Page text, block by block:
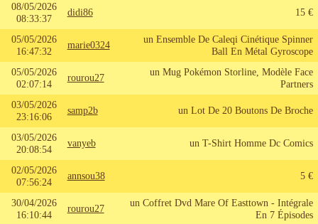
08/05/2026
08:33:37
didi86 15 €
05/05/2026
16:47:32
marie0324
un Ensemble De Caleqi Cinétique Spinner
Ball En Métal Gyroscope
05/05/2026
02:07:14
rourou27
un Mug Pokémon Storline, Modèle Face
Partners
03/05/2026
23:16:06
samp2b un Lot De 20 Boutons De Broche
03/05/2026
20:08:54
vanyeb un T-Shirt Homme Dc Comics
02/05/2026
07:56:24
annsou38 5 €
30/04/2026
16:10:44
rourou27
un Coffret Dvd Mare Of Easttown - Intégrale
En 7 Épisodes